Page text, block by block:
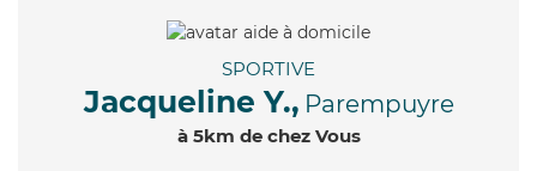
SPORTIVE
Jacqueline Y., Parempuyre
à 5km de chez Vous